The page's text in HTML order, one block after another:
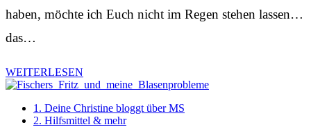
haben, möchte ich Euch nicht im Regen stehen lassen…
das…
WEITERLESEN
1. Deine Christine bloggt über MS
2. Hilfsmittel & mehr